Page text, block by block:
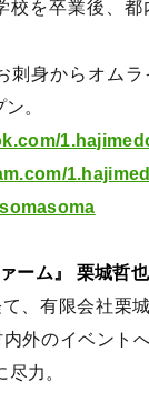
を卒業後、都
刺身からオム
。
ーム』 栗城哲
、有限会社栗
外のイベント
力。